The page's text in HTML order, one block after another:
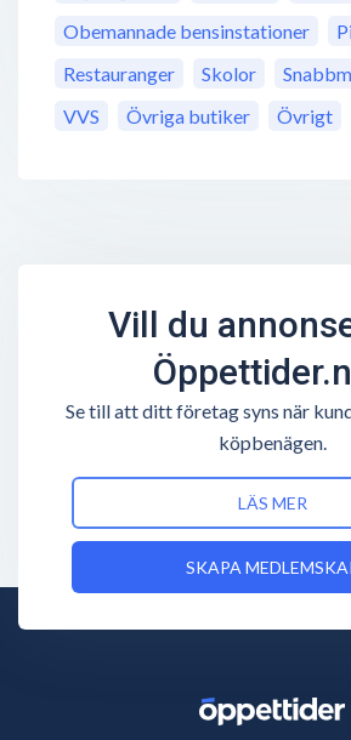
Obemannade bensinstationer
Restauranger
Skolor
VVS
Övriga butiker Övrigt
Vill du
Se till att ditt företag syns när
köpbenägen.
LÄS MER
SKAPA